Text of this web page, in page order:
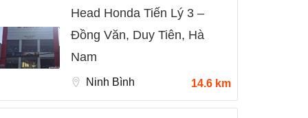
Head Honda Tiến Lý 3 –
Đồng Văn, Duy Tiên, Hà
Nam
Ninh Bình 14.6 km